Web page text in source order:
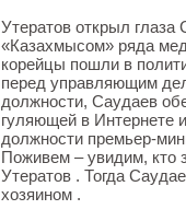
Утератов открыл глаза
«Казахмысом» ряда
корейцы пошли в
перед управляющим
должности, Саудаев
гуляющей в Интернете
должности премьер-
Поживем – увидим, кто
Утератов . Тогда
хозяином .